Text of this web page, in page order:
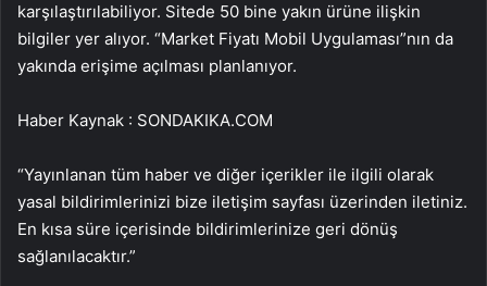
karşılaştırılabiliyor. Sitede 50 bine yakın ürüne ilişkin
bilgiler yer alıyor. “Market Fiyatı Mobil Uygulaması”nın da
yakında erişime açılması planlanıyor.
Haber Kaynak : SONDAKIKA.COM
“Yayınlanan tüm haber ve diğer içerikler ile ilgili olarak
yasal bildirimlerinizi bize iletişim sayfası üzerinden iletiniz.
En kısa süre içerisinde bildirimlerinize geri dönüş
sağlanılacaktır.”